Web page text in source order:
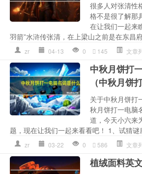
很多人对张清性
格不是很了解那
在让我们一起来
羽箭”水浒传张清，在上梁山之前是在东昌
zr 04-13 0 145 文章
中秋月饼打
（中秋月饼
关于中秋月饼打
秋月饼打一电脑
道，今天小六来
题，现在让我们一起来看看吧！ 1、试猜
zr 03-22 0 586 文章
植绒面料英